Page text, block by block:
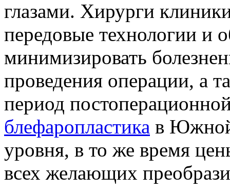
глазами. Хирурги
передовые технологии и
минимизировать
проведения операции, а
период
блефаропластика в Южной
уровня, в то же время
всех желающих